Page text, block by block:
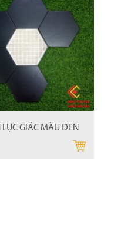
LỤC GIÁC MÀU ĐEN